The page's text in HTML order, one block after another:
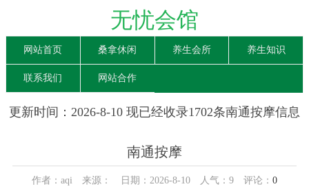
无忧会馆
网站首页 桑拿休闲 养生会所 养生知识
联系我们 网站合作
更新时间：2026-8-10 现已经收录1702条南通按摩信息
南通按摩
作者：aqi 来源： 日期：2026-8-10 人气： 9 评论： 0